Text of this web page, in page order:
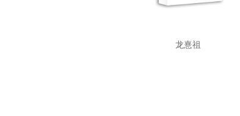
龙憙祖